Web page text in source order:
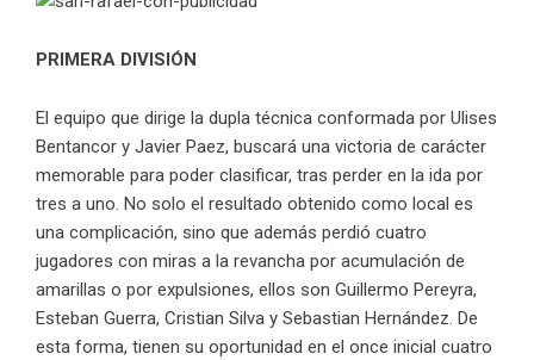
PRIMERA DIVISIÓN
El equipo que dirige la dupla técnica conformada por Ulises
Bentancor y Javier Paez, buscará una victoria de carácter
memorable para poder clasificar, tras perder en la ida por
tres a uno. No solo el resultado obtenido como local es
una complicación, sino que además perdió cuatro
jugadores con miras a la revancha por acumulación de
amarillas o por expulsiones, ellos son Guillermo Pereyra,
Esteban Guerra, Cristian Silva y Sebastian Hernández. De
esta forma, tienen su oportunidad en el once inicial cuatro